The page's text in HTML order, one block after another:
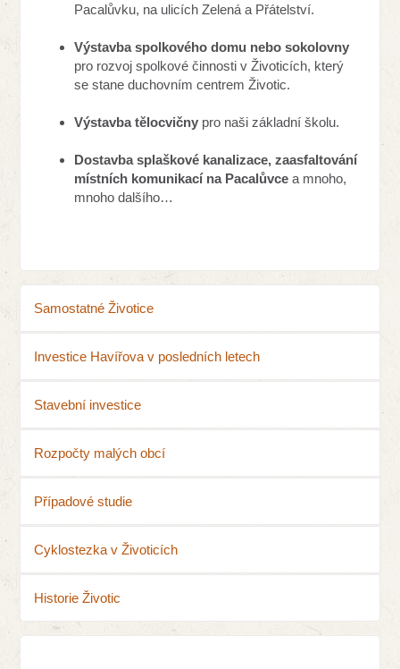
Pacalůvku, na ulicích Zelená a Přátelství.
Výstavba spolkového domu nebo sokolovny
pro rozvoj spolkové činnosti v Životicích, který
se stane duchovním centrem Životic.
Výstavba tělocvičny pro naši základní školu.
Dostavba splaškové kanalizace, zaasfaltování
místních komunikací na Pacalůvce a mnoho,
mnoho dalšího…
Samostatné Životice
Investice Havířova v posledních letech
Stavební investice
Rozpočty malých obcí
Případové studie
Cyklostezka v Životicích
Historie Životic